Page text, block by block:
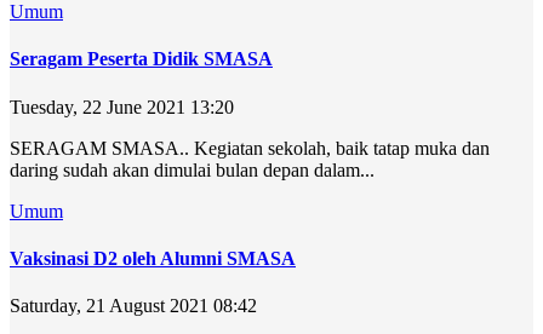
Umum
Seragam Peserta Didik SMASA
Tuesday, 22 June 2021 13:20
SERAGAM SMASA.. Kegiatan sekolah, baik tatap muka dan
daring sudah akan dimulai bulan depan dalam...
Umum
Vaksinasi D2 oleh Alumni SMASA
Saturday, 21 August 2021 08:42